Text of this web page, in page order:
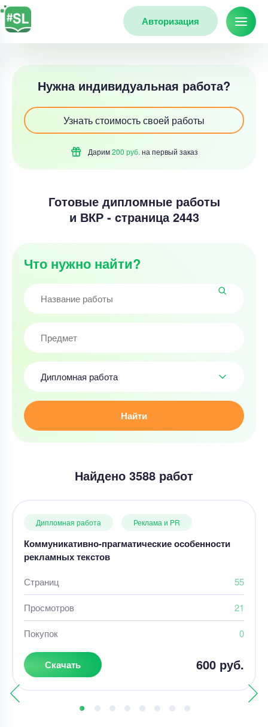
Авторизация
Нужна индивидуальная работа?
Узнать стоимость своей работы
Дарим200 руб. на первый заказ
Готовые дипломные работы
и ВКР - cтраница 2443
Что нужно найти?
Дипломная работа
Найти
Найдено 3588 работ
Дипломная работа Реклама и PR
Коммуникативно-прагматические особенности
рекламных текстов
Страниц 55
Просмотров 21
Покупок 0
Скачать 600 руб.